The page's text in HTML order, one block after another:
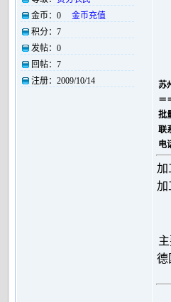
金币： 0
金币充值
积分： 7
发帖： 0
回帖： 7
注册： 2009/10/14
苏
＝
批
联
电
加
加
主
德